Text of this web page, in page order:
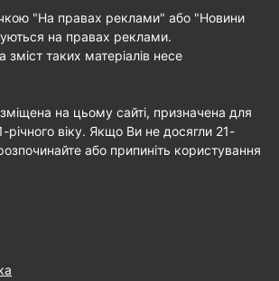
"На правах реклами" або "Новини
на правах реклами.
зміст таких матеріалів несе
на цьому сайті, призначена для
річного віку. Якщо Ви не досягли 21-
або припиніть користування